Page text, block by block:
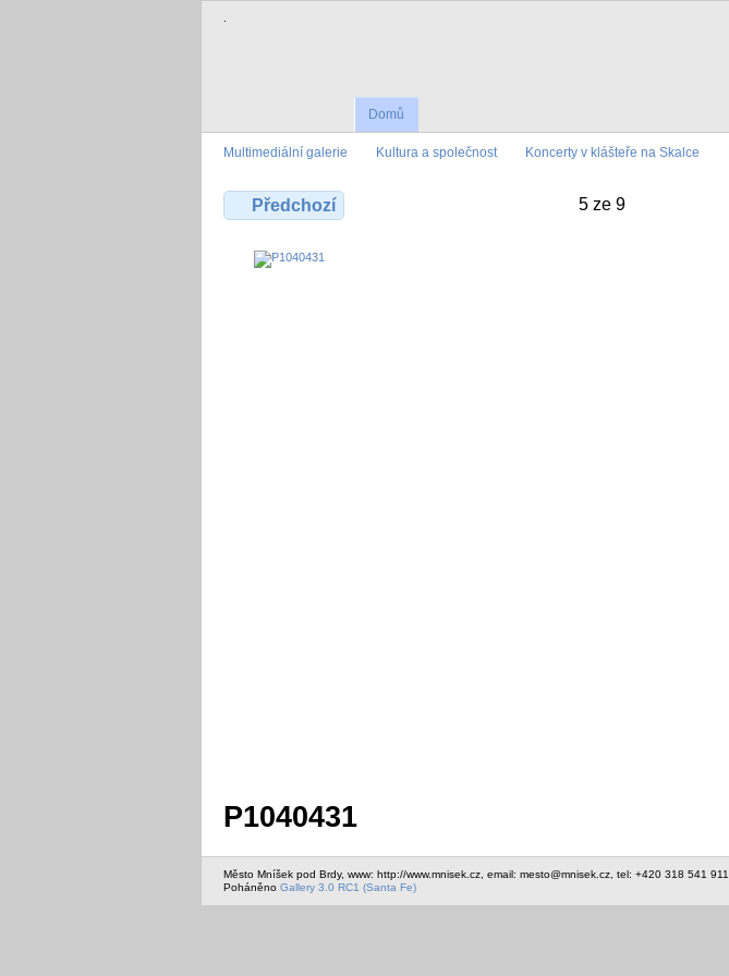
.
Domů
Multimediální galerie Kultura a společnost Koncerty v klášteře na Skalce
Předchozí 5 ze 9
P1040431
Město Mníšek pod Brdy, www: http://www.mnisek.cz, email: mesto@mnisek.cz, tel: +420 318 541 911
Poháněno Gallery 3.0 RC1 (Santa Fe)